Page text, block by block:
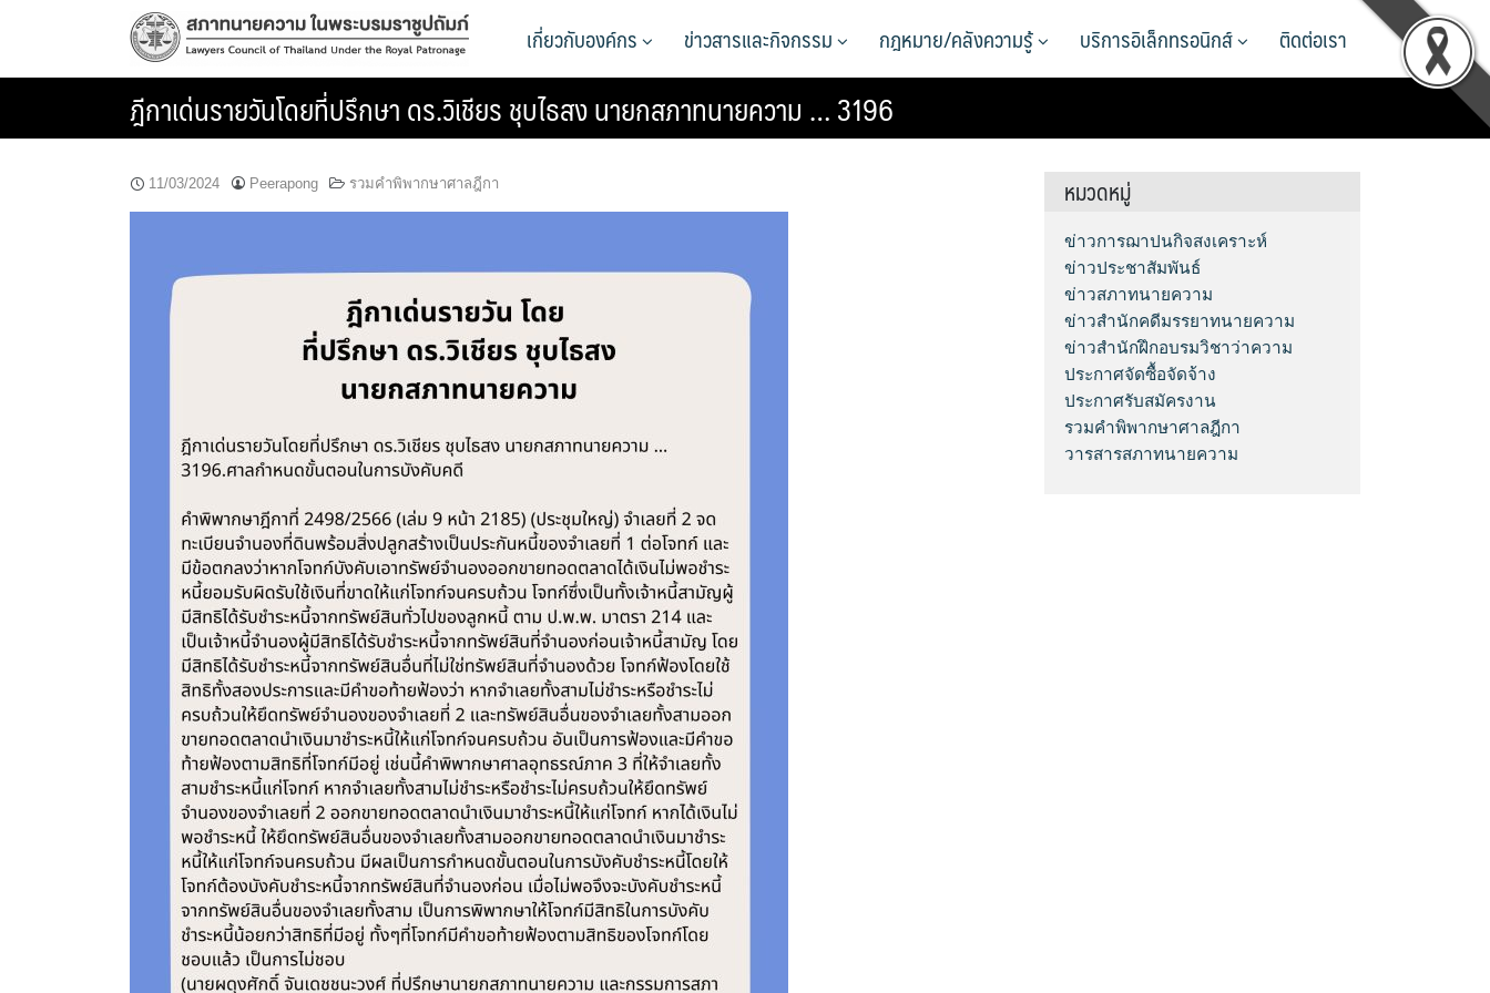
เกี่ยวกับองค์กร ข่าวสารและกิจกรรม กฎหมาย/คลังความรู้ บริการอิเล็กทรอนิกส์ ติดต่อเรา
ฎีกาเด่นรายวันโดยที่ปรึกษา ดร.วิเชียร ชุบไธสง นายกสภาทนายความ … 3196
11/03/2024 Peerapong รวมคำพิพากษาศาลฎีกา หมวดหมู่
ข่าวการฌาปนกิจสงเคราะห์
ข่าวประชาสัมพันธ์
ข่าวสภาทนายความ
ข่าวสำนักคดีมรรยาทนายความ
ข่าวสำนักฝึกอบรมวิชาว่าความ
ประกาศจัดซื้อจัดจ้าง
ประกาศรับสมัครงาน
รวมคำพิพากษาศาลฎีกา
วารสารสภาทนายความ